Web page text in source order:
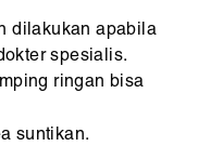
dilakukan apabila
spesialis.
ringan bisa
suntikan.